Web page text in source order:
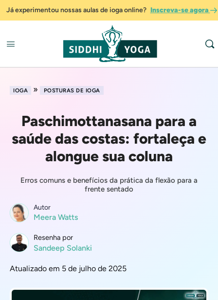
Já experimentou nossas aulas de ioga online? Inscreva-se agora
IOGA » POSTURAS DE IOGA
Paschimottanasana para a
saúde das costas: fortaleça e
alongue sua coluna
Erros comuns e benefícios da prática da flexão para a
frente sentado
Autor
Meera Watts
Resenha por
Sandeep Solanki
Atualizado em 5 de julho de 2025